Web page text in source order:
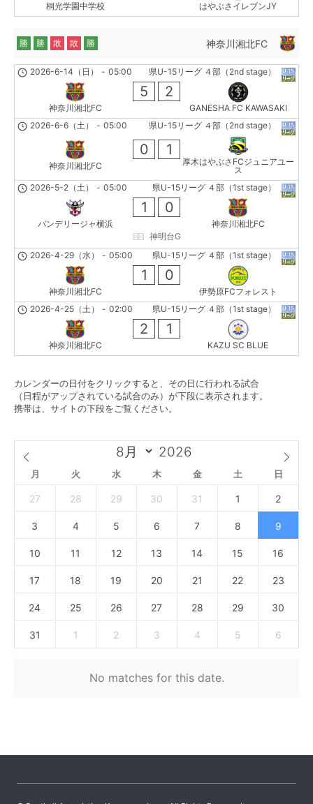
桐光学園中学校 はやぶさイレブンJY
神奈川湘北FC
勝 勝 敗 敗 勝
県U-15リーグ ４部（2nd stage）
2026-6-14（日） - 05:00
神奈川湘北FC
5 2
GANESHA FC KAWASAKI
県U-15リーグ ４部（2nd stage）
2026-6-6（土） - 05:00
神奈川湘北FC
0 1
厚木はやぶさFCジュニアユー
ス
県U-15リーグ ４部（1st stage）
2026-5-2（土） - 05:00
バンデリージャ横浜
1 0
神奈川湘北FC
神明台G
県U-15リーグ ４部（1st stage）
2026-4-29（水） - 05:00
神奈川湘北FC
1 0
伊勢原FCフォレスト
県U-15リーグ ４部（1st stage）
2026-4-25（土） - 02:00
神奈川湘北FC
2 1
KAZU SC BLUE
カレンダーの日付をクリックすると、その日に行われる試合
（日程がアップされている試合のみ）が下段に表示されます。
携帯は、サイトの下段をご覧ください。
月 火 水 木 金 土 日
27 28 29 30 31 1 2
3 4 5 6 7 8 9
10 11 12 13 14 15 16
17 18 19 20 21 22 23
24 25 26 27 28 29 30
31 1 2 3 4 5 6
No matches for this date.